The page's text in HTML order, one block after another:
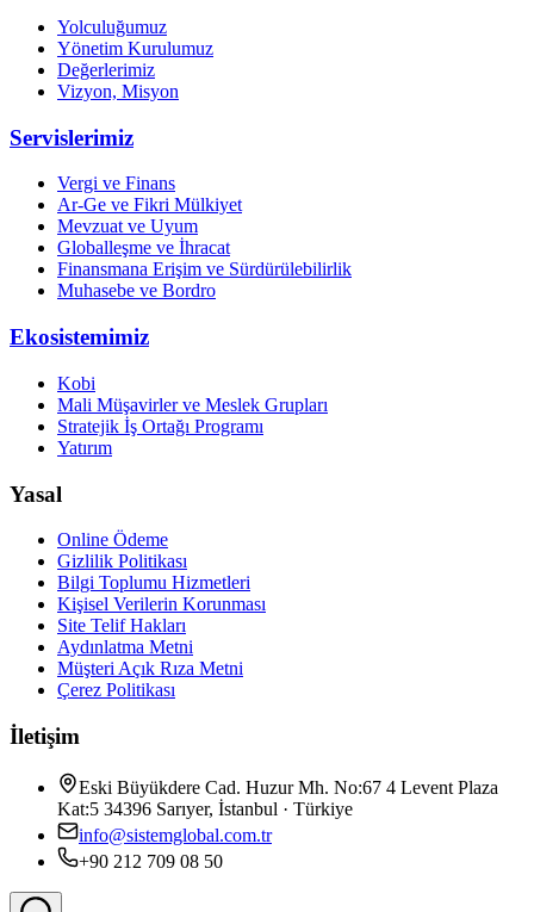
Yolculuğumuz
Yönetim Kurulumuz
Değerlerimiz
Vizyon, Misyon
Servislerimiz
Vergi ve Finans
Ar-Ge ve Fikri Mülkiyet
Mevzuat ve Uyum
Globalleşme ve İhracat
Finansmana Erişim ve Sürdürülebilirlik
Muhasebe ve Bordro
Ekosistemimiz
Kobi
Mali Müşavirler ve Meslek Grupları
Stratejik İş Ortağı Programı
Yatırım
Yasal
Online Ödeme
Gizlilik Politikası
Bilgi Toplumu Hizmetleri
Kişisel Verilerin Korunması
Site Telif Hakları
Aydınlatma Metni
Müşteri Açık Rıza Metni
Çerez Politikası
İletişim
Eski Büyükdere Cad. Huzur Mh. No:67 4 Levent Plaza
Kat:5 34396 Sarıyer, İstanbul · Türkiye
info@sistemglobal.com.tr
+90 212 709 08 50